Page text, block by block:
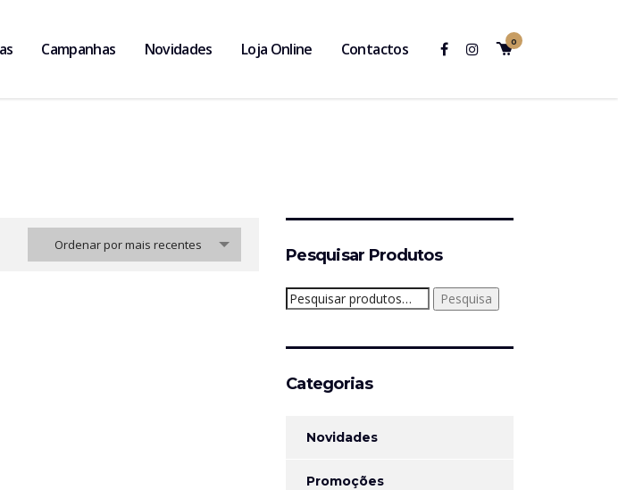
0
Campanhas Novidades Loja Online Contactos
Ordenar por mais recentes
Pesquisar Produtos
Pesquisar
por:
Pesquisa
Categorias
Novidades
Promoções